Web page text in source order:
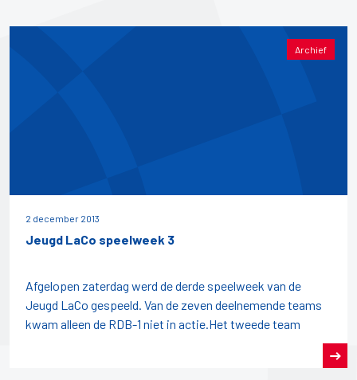
Archief
2 december 2013
Jeugd LaCo speelweek 3
Afgelopen zaterdag werd de derde speelweek van de
Jeugd LaCo gespeeld. Van de zeven deelnemende teams
kwam alleen de RDB-1 niet in actie.Het tweede team